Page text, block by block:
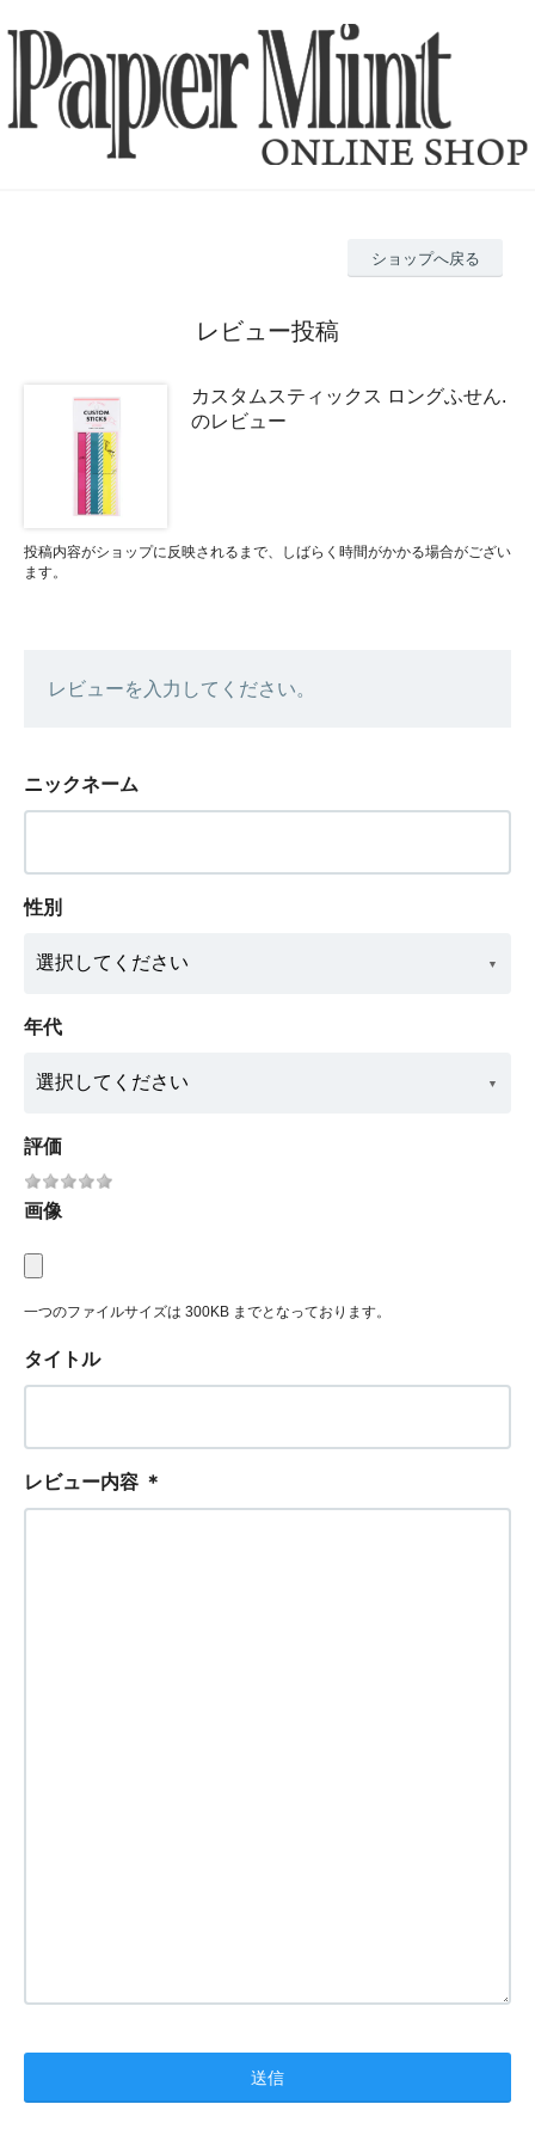
ショップへ戻る
レビュー投稿
カスタムスティックス ロングふせん.
のレビュー
投稿内容がショップに反映されるまで、しばらく時間がかかる場合がござい
ます。
レビューを入力してください。
ニックネーム
性別
年代
評価
画像
一つのファイルサイズは 300KB までとなっております。
タイトル
レビュー内容 ＊